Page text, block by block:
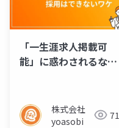
「一生涯求人掲載可
能」に惑わされるな！
株式会社
yoasobi